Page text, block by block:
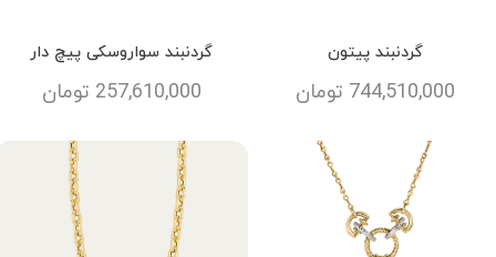
گردنبند پیتون
744,510,000 تومان
گردنبند سواروسکی پیچ دار
257,610,000 تومان